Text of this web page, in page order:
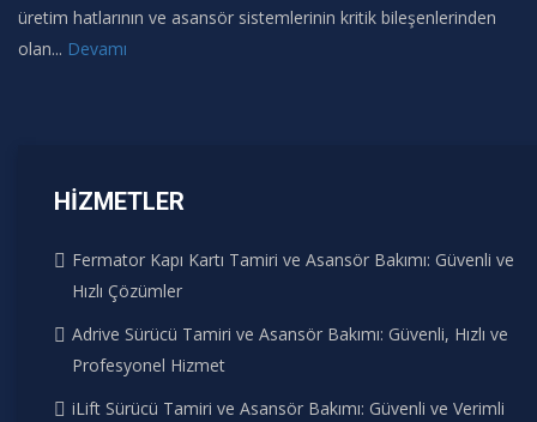
üretim hatlarının ve asansör sistemlerinin kritik bileşenlerinden
olan... Devamı
HIZMETLER
Fermator Kapı Kartı Tamiri ve Asansör Bakımı: Güvenli ve
Hızlı Çözümler
Adrive Sürücü Tamiri ve Asansör Bakımı: Güvenli, Hızlı ve
Profesyonel Hizmet
iLift Sürücü Tamiri ve Asansör Bakımı: Güvenli ve Verimli